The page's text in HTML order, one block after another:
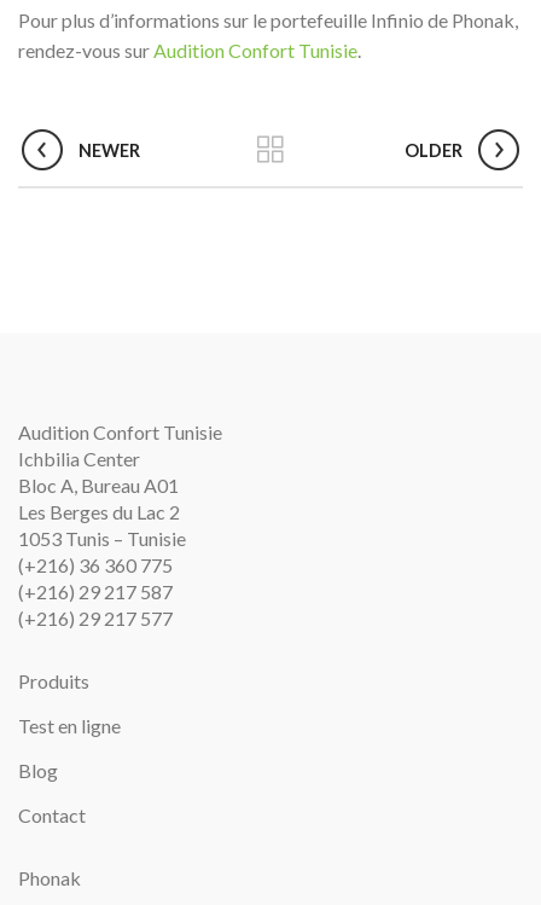
Pour plus d’informations sur le portefeuille Infinio de Phonak,
rendez-vous surAudition Confort Tunisie.
NEWER OLDER
Audition Confort Tunisie
Ichbilia Center
Bloc A, Bureau A01
Les Berges du Lac 2
1053 Tunis – Tunisie
(+216) 36 360 775
(+216) 29 217 587
(+216) 29 217 577
Produits
Test en ligne
Blog
Contact
Phonak